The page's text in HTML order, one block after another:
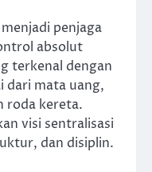
penjaga
absolut
terkenal dengan
dari mata uang,
roda kereta.
visi sentralisasi
dan disiplin.